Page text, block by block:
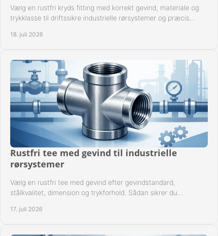
Vælg en rustfri kryds fitting med korrekt gevind, materiale og
trykklasse til driftssikre industrielle rørsystemer og præcis
18. juli 2026
Rustfri tee med gevind til industrielle
rørsystemer
Vælg en rustfri tee med gevind efter gevindstandard,
stålkvalitet, dimension og trykforhold. Sådan sikrer du
17. juli 2026